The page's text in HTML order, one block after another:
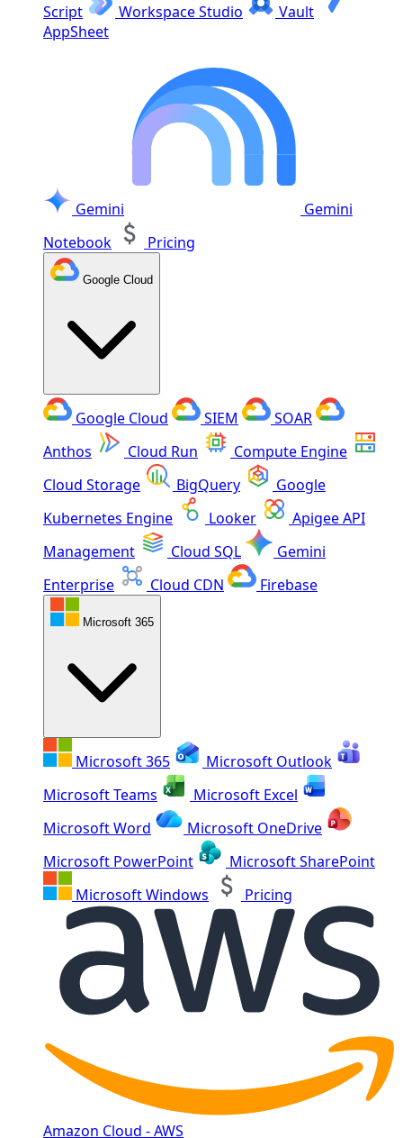
Script
Workspace Studio
Vault
AppSheet
Gemini
Gemini
Notebook
Pricing
Google Cloud
Google Cloud SIEM
SOAR
Anthos
Cloud Run
Compute Engine
Cloud Storage
BigQuery
Google
Kubernetes Engine
Looker
Apigee API
Management
Cloud SQL
Gemini
Enterprise
Cloud CDN Firebase
Microsoft 365
Microsoft 365
Microsoft Outlook
Microsoft Teams
Microsoft Excel
Microsoft Word
Microsoft OneDrive
Microsoft PowerPoint
Microsoft SharePoint
Microsoft Windows
Pricing
Amazon Cloud - AWS